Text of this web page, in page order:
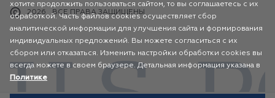
2026 ВСЕ ПРАВА ЗАЩИЩЕНЫ
хотите продолжить пользоваться сайтом, то вы соглашаетесь с их
обработкой. Часть файлов cookies осуществляет сбор
аналитической информации для улучшения сайта и формирования
индивидуальных предложений. Вы можете согласиться с их
сбором или отказаться. Изменить настройки обработки cookies вы
всегда можете в своем браузере. Детальная информация указана в
Политике